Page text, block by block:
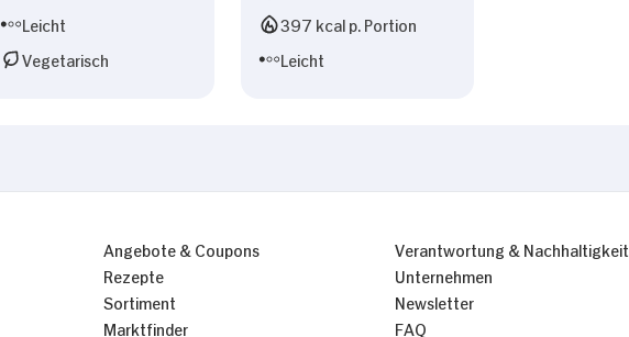
Leicht
Vegetarisch
397 kcal p. Portion
Leicht
Angebote & Coupons
Rezepte
Sortiment
Marktfinder
Verantwortung & Nachhaltigkeit
Unternehmen
Newsletter
FAQ